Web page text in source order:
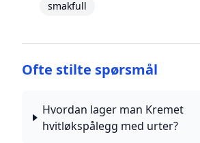
smakfull
Ofte stilte spørsmål
Hvordan lager man Kremet
hvitløkspålegg med urter?